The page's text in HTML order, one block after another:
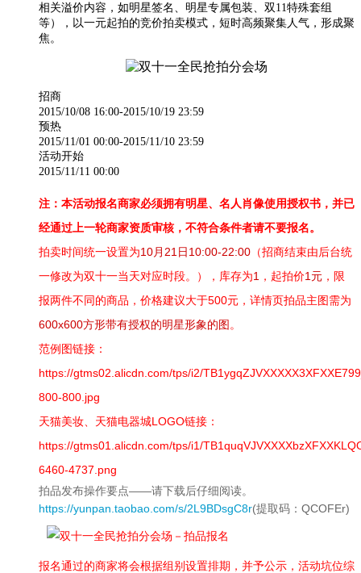
相关溢价内容，如明星签名、明星专属包装、双11特殊套组
等），以一元起拍的竞价拍卖模式，短时高频聚集人气，形成聚
焦。
招商
2015/10/08 16:00-2015/10/19 23:59
预热
2015/11/01 00:00-2015/11/10 23:59
活动开始
2015/11/11 00:00
注：本活动报名商家必须拥有明星、名人肖像使用授权书，并已
经通过上一轮商家资质审核，不符合条件者请不要报名。
拍卖时间统一设置为10月21日10:00-22:00 （招商结束由后台统
一修改为双十一当天对应时段。）
，库存为1 ，起拍价1元 ，限
报两件不同的商品，价格建议大于500元，详情页拍品主图需为
600x600方形带有授权的明星形象的图。
范例图链接：
https://gtms02.alicdn.com/tps/i2/
800-800.jpg
天猫美妆、天猫电器城LOGO链接：
https://gtms01.alicdn.com/tps/i1/
6460-4737.png
拍品发布操作要点——请下载后仔细阅读。
https://yunpan.taobao.com/s/2L9BDsgC8r(提取码：QCOFEr)
报名通过的商家将会根据组别设置排期，并予公示，活动坑位综